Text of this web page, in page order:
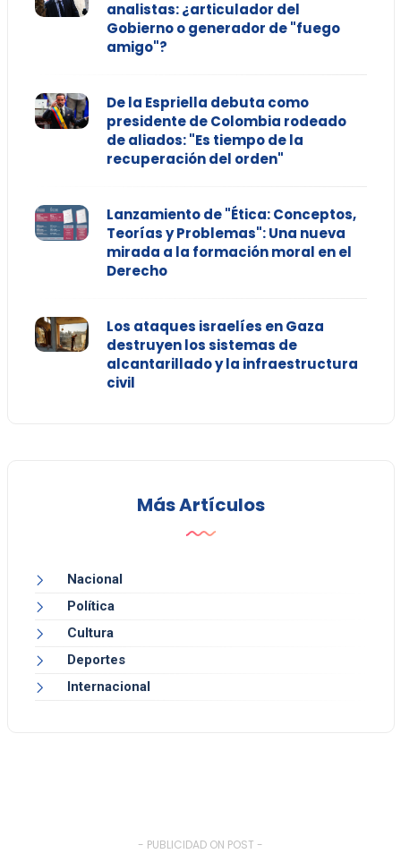
analistas: ¿articulador del
Gobierno o generador de "fuego
amigo"?
De la Espriella debuta como
presidente de Colombia rodeado
de aliados: "Es tiempo de la
recuperación del orden"
Lanzamiento de "Ética: Conceptos,
Teorías y Problemas": Una nueva
mirada a la formación moral en el
Derecho
Los ataques israelíes en Gaza
destruyen los sistemas de
alcantarillado y la infraestructura
civil
Más Artículos
Nacional
Política
Cultura
Deportes
Internacional
- PUBLICIDAD ON POST -